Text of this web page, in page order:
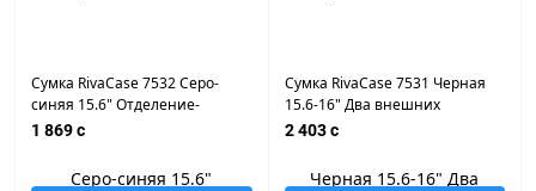
Сумка RivaCase 7532 Серо-
синяя 15.6" Отделение-
органайзер, карман для
1 869 c
Сумка RivaCase 7531 Черная
15.6-16" Два внешних
передних кармана на молнии,
2 403 c